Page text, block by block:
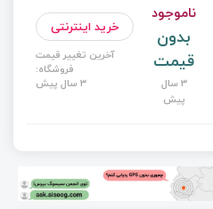
ناموجود
بدون
قیمت
3 سال
پیش
خرید اینترنتی
آخرین تغییر قیمت
فروشگاه:
3 سال پیش